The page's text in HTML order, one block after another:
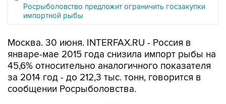
Росрыболовство предложит ограничить госзакупки
импортной рыбы
Москва. 30 июня. INTERFAX.RU - Россия в
январе-мае 2015 года снизила импорт рыбы на
45,6% относительно аналогичного показателя
за 2014 год - до 212,3 тыс. тонн, говорится в
сообщении Росрыболовства.